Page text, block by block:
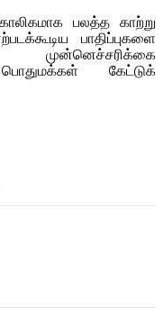
பலத்த காற்று
பாதிப்புகளை
முன்னெச்சரிக்கை
கேட்டுக்